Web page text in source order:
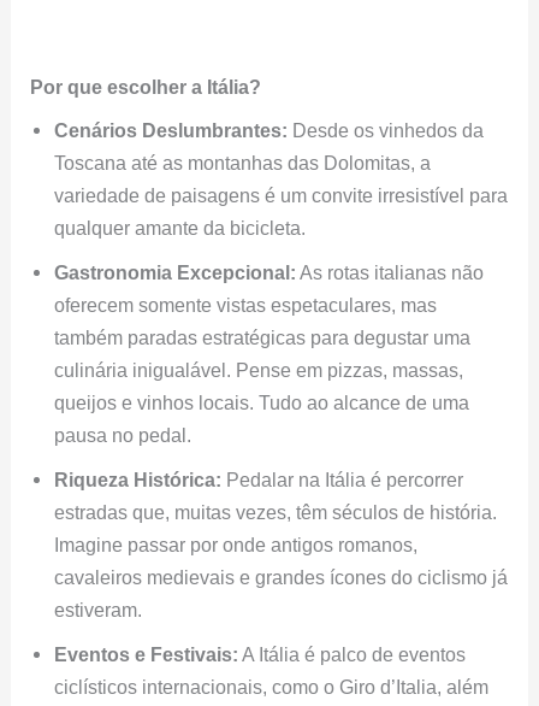
Por que escolher a Itália?
Cenários Deslumbrantes: Desde os vinhedos da
Toscana até as montanhas das Dolomitas, a
variedade de paisagens é um convite irresistível para
qualquer amante da bicicleta.
Gastronomia Excepcional: As rotas italianas não
oferecem somente vistas espetaculares, mas
também paradas estratégicas para degustar uma
culinária inigualável. Pense em pizzas, massas,
queijos e vinhos locais. Tudo ao alcance de uma
pausa no pedal.
Riqueza Histórica: Pedalar na Itália é percorrer
estradas que, muitas vezes, têm séculos de história.
Imagine passar por onde antigos romanos,
cavaleiros medievais e grandes ícones do ciclismo já
estiveram.
Eventos e Festivais: A Itália é palco de eventos
ciclísticos internacionais, como o Giro d’Italia, além